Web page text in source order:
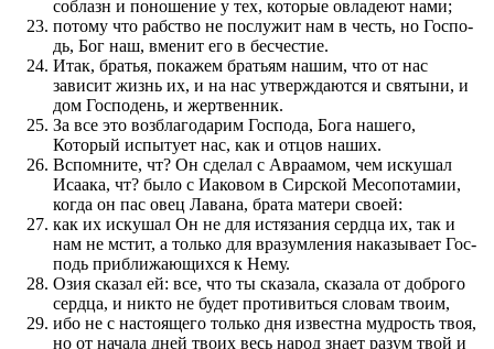
соблазн и по­ноше­ние у тех, которые овладеют нами;
потому что раб­с­т­во не по­служит нам в честь, но Го­с­по­
дь, Бог наш, вме­нит его в бес­честие.
Итак, братья, по­кажем братьям нашим, что от нас
зависит жизнь их, и на нас утверждают­ся и святыни, и
дом Го­с­по­день, и жертвен­ник.
За все это воз­бла­го­дарим Го­с­по­да, Бога нашего,
Который испытует нас, как и отцов наших.
Вспомните, чт? Он сделал с Авраамом, чем искушал
Исаака, чт? было с Иаковом в Сирской Месо­по­та­мии,
когда он пас овец Лавана, брата матери своей:
как их искушал Он не для истязания сердца их, так и
нам не мстит, а только для вра­зу­мле­ния наказывает Го­с­
по­дь при­ближа­ю­щихся к Нему.
Озия сказал ей: все, что ты сказала, сказала от доброго
сердца, и никто не будет про­тивиться словам тво­им,
ибо не с настоящего только дня извест­на мудрость твоя,
но от начала дней тво­их весь народ знает ра­зу­м твой и